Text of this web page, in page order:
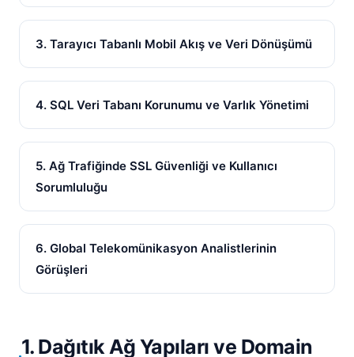
3. Tarayıcı Tabanlı Mobil Akış ve Veri Dönüşümü
4. SQL Veri Tabanı Korunumu ve Varlık Yönetimi
5. Ağ Trafiğinde SSL Güvenliği ve Kullanıcı
Sorumluluğu
6. Global Telekomünikasyon Analistlerinin
Görüşleri
1. Dağıtık Ağ Yapıları ve Domain